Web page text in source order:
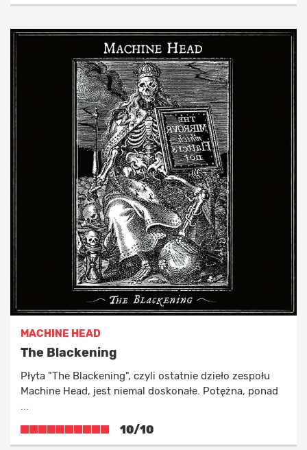
MACHINE HEAD
The Blackening
Płyta "The Blackening", czyli ostatnie dzieło zespołu
Machine Head, jest niemal doskonałe. Potężna, ponad
...
10/10